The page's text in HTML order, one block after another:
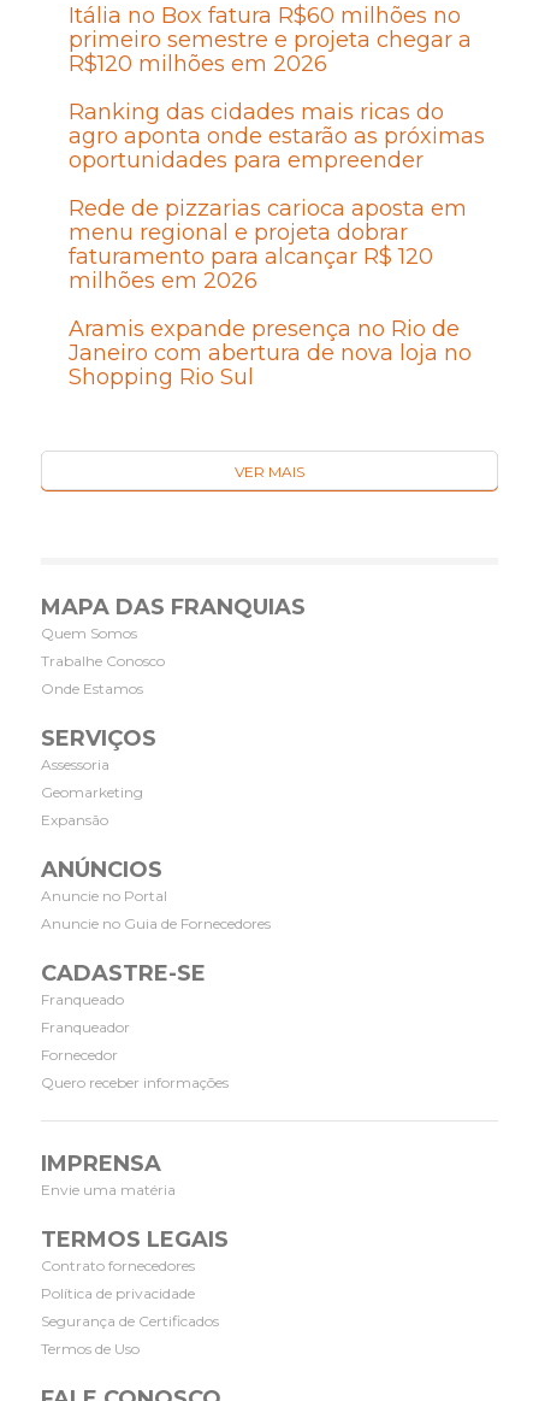
Itália no Box fatura R$60 milhões no
primeiro semestre e projeta chegar a
R$120 milhões em 2026
Ranking das cidades mais ricas do
agro aponta onde estarão as próximas
oportunidades para empreender
Rede de pizzarias carioca aposta em
menu regional e projeta dobrar
faturamento para alcançar R$ 120
milhões em 2026
Aramis expande presença no Rio de
Janeiro com abertura de nova loja no
Shopping Rio Sul
VER MAIS
MAPA DAS FRANQUIAS
Quem Somos
Trabalhe Conosco
Onde Estamos
SERVIÇOS
Assessoria
Geomarketing
Expansão
ANÚNCIOS
Anuncie no Portal
Anuncie no Guia de Fornecedores
CADASTRE-SE
Franqueado
Franqueador
Fornecedor
Quero receber informações
IMPRENSA
Envie uma matéria
TERMOS LEGAIS
Contrato fornecedores
Política de privacidade
Segurança de Certificados
Termos de Uso